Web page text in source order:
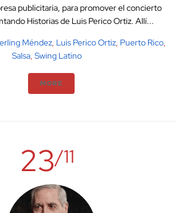
publicitaria, para promover el concierto
Historias de Luis Perico Ortiz. Allí...
Méndez, Luis Perico Ortiz, Puerto Rico,
Salsa, Swing Latino
MORE
23/11